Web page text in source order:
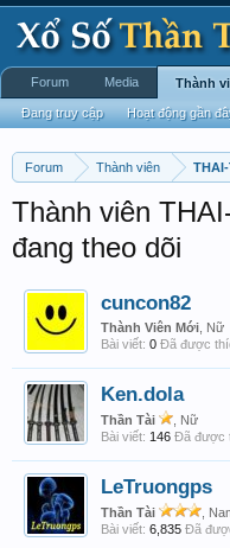
Forum Thành viên
Thành viên
đang theo dõi
cuncon82
Thành Viên Mới , Nữ
Bài viết: 0 Đã được
Ken.dola
Thần Tài
, Nữ
Bài viết: 146 Đã được
LeTruongps
Thần Tài ,
Bài viết: 6,835 Đã
Forum Media Thành
Đang truy cập Hoạt động gần